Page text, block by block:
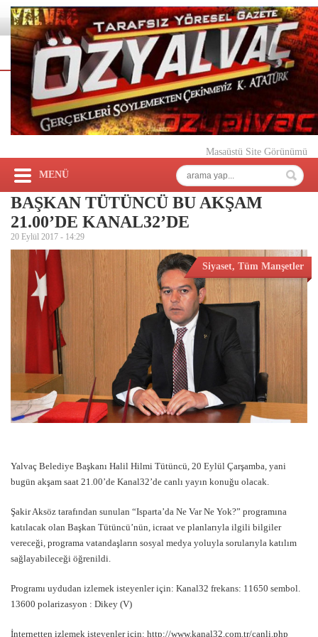
Masaüstü Site Görünümü
MENÜ
BAŞKAN TÜTÜNCÜ BU AKŞAM
21.00’DE KANAL32’DE
20 Eylül 2017 - 14:29
Siyaset, Tüm Manşetler
Yalvaç Belediye Başkanı Halil Hilmi Tütüncü, 20 Eylül Çarşamba, yani
bugün akşam saat 21.00’de Kanal32’de canlı yayın konuğu olacak.
Şakir Aksöz tarafından sunulan “Isparta’da Ne Var Ne Yok?” programına
katılacak olan Başkan Tütüncü’nün, icraat ve planlarıyla ilgili bilgiler
vereceği, programa vatandaşların sosyal medya yoluyla sorularıyla katılım
sağlayabileceği öğrenildi.
Programı uydudan izlemek isteyenler için: Kanal32 frekans: 11650 sembol.
13600 polarizasyon : Dikey (V)
İnternetten izlemek isteyenler için: http://www.kanal32.com.tr/canli.php